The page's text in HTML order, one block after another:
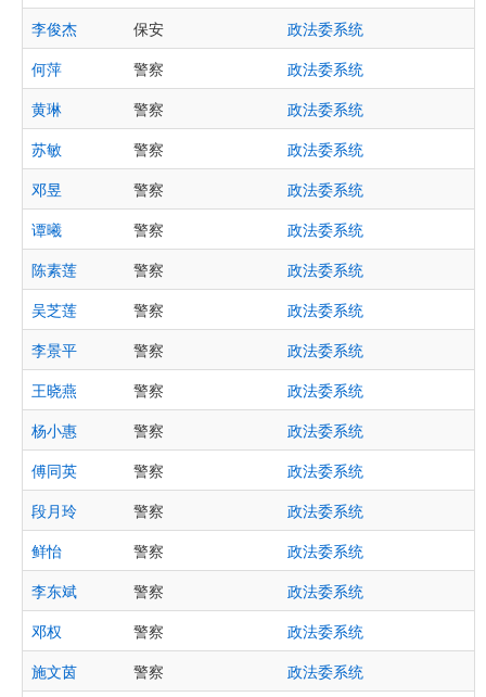
李俊杰
保安
政法委系统
何萍
警察
政法委系统
黄琳
警察
政法委系统
苏敏
警察
政法委系统
邓昱
警察
政法委系统
谭曦
警察
政法委系统
陈素莲
警察
政法委系统
吴芝莲
警察
政法委系统
李景平
警察
政法委系统
王晓燕
警察
政法委系统
杨小惠
警察
政法委系统
傅同英
警察
政法委系统
段月玲
警察
政法委系统
鲜怡
警察
政法委系统
李东斌
警察
政法委系统
邓权
警察
政法委系统
施文茵
警察
政法委系统